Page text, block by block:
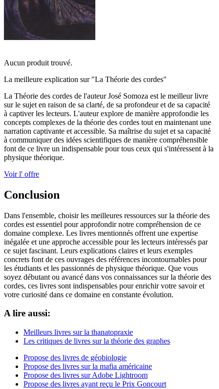
Aucun produit trouvé.
La meilleure explication sur "La Théorie des cordes"
La Théorie des cordes de l'auteur José Somoza est le meilleur livre
sur le sujet en raison de sa clarté, de sa profondeur et de sa capacité
à captiver les lecteurs. L'auteur explore de manière approfondie les
concepts complexes de la théorie des cordes tout en maintenant une
narration captivante et accessible. Sa maîtrise du sujet et sa capacité
à communiquer des idées scientifiques de manière compréhensible
font de ce livre un indispensable pour tous ceux qui s'intéressent à la
physique théorique.
Voir l' offre
Conclusion
Dans l'ensemble, choisir les meilleures ressources sur la théorie des
cordes est essentiel pour approfondir notre compréhension de ce
domaine complexe. Les livres mentionnés offrent une expertise
inégalée et une approche accessible pour les lecteurs intéressés par
ce sujet fascinant. Leurs explications claires et leurs exemples
concrets font de ces ouvrages des références incontournables pour
les étudiants et les passionnés de physique théorique. Que vous
soyez débutant ou avancé dans vos connaissances sur la théorie des
cordes, ces livres sont indispensables pour enrichir votre savoir et
votre curiosité dans ce domaine en constante évolution.
A lire aussi:
Meilleurs livres sur la thanatopraxie
Les critiques de livres sur la théorie des graphes
Propose des livres de géobiologie
Propose des livres sur la mafia américaine
Propose des livres sur Adobe Lightroom
Propose des livres ayant reçu le Prix Goncourt